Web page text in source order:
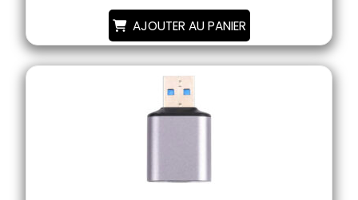
AJOUTER AU PANIER